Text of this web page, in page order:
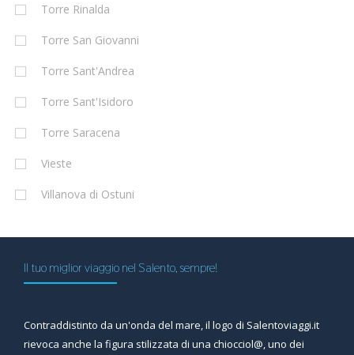
Torre Rinalda
Torre San Giovanni
Torre Sant'Andrea
Torre Sant'Isidoro
Torre Saracena
Vieste
Villanova di Ostuni
Il tuo miglior viaggio nel Salento, sempre!
Contraddistinto da un'onda del mare, il logo di Salentoviaggi.it
rievoca anche la figura stilizzata di una chiocciol@, uno dei